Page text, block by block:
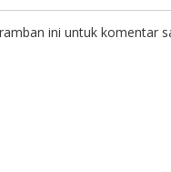
ini untuk komentar